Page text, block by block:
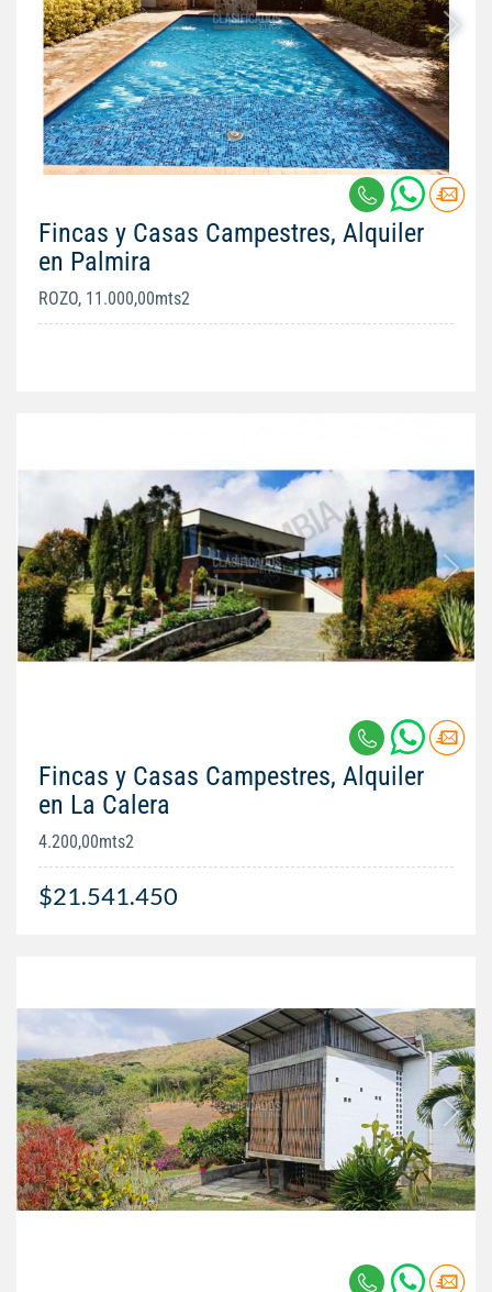
Fincas y Casas Campestres, Alquiler
en Palmira
ROZO, 11.000,00mts2
Fincas y Casas Campestres, Alquiler
en La Calera
4.200,00mts2
$21.541.450